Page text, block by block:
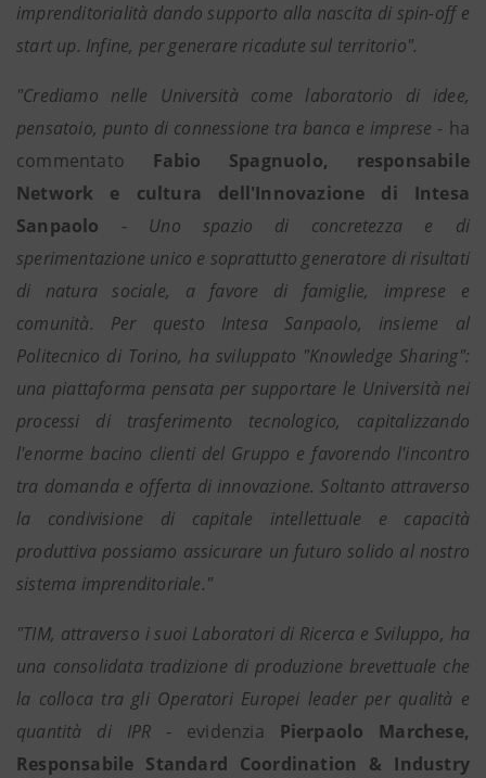
imprenditorialità dando supporto alla nascita di spin-off e
start up. Infine, per generare ricadute sul territorio".
"Crediamo nelle Università come laboratorio di idee,
pensatoio, punto di connessione tra banca e imprese - ha
commentato Fabio Spagnuolo, responsabile
Network e cultura dell'Innovazione di Intesa
Sanpaolo - Uno spazio di concretezza e di
sperimentazione unico e soprattutto generatore di risultati
di natura sociale, a favore di famiglie, imprese e
comunità. Per questo Intesa Sanpaolo, insieme al
Politecnico di Torino, ha sviluppato "Knowledge Sharing":
una piattaforma pensata per supportare le Università nei
processi di trasferimento tecnologico, capitalizzando
l'enorme bacino clienti del Gruppo e favorendo l'incontro
tra domanda e offerta di innovazione. Soltanto attraverso
la condivisione di capitale intellettuale e capacità
produttiva possiamo assicurare un futuro solido al nostro
sistema imprenditoriale."
"TIM, attraverso i suoi Laboratori di Ricerca e Sviluppo, ha
una consolidata tradizione di produzione brevettuale che
la colloca tra gli Operatori Europei leader per qualità e
quantità di IPR - evidenzia Pierpaolo Marchese,
Responsabile Standard Coordination & Industry